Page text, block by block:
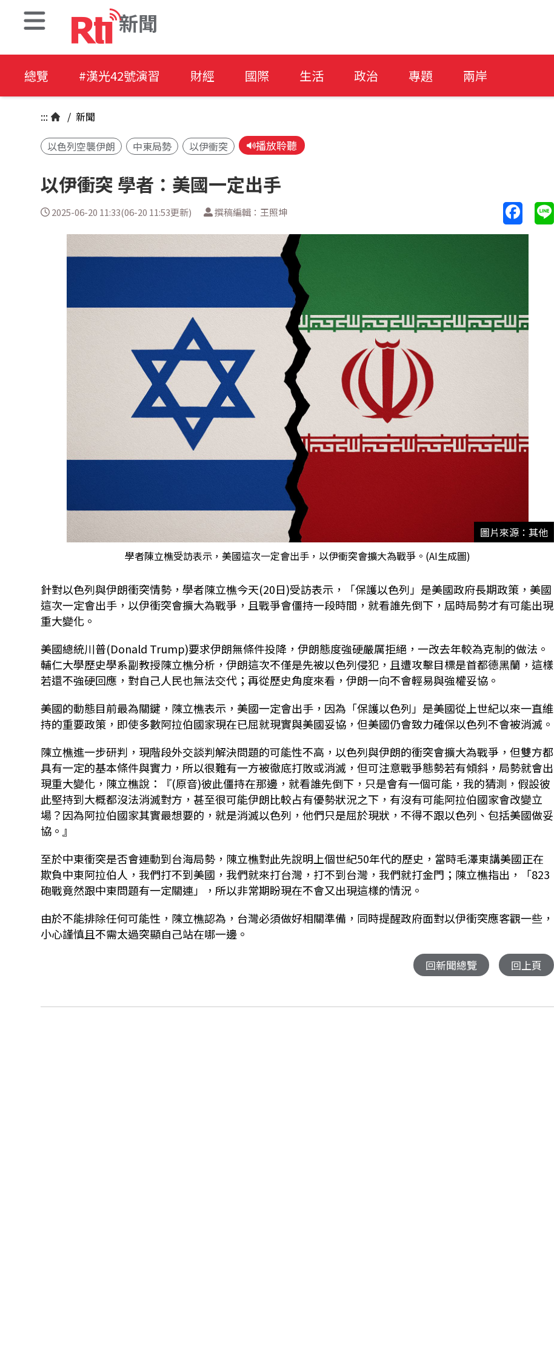
新聞
總覽 #漢光42號演習 財經 國際 生活 政治 專題 兩岸
::: / 新聞
以色列空襲伊朗 中東局勢 以伊衝突 播放聆聽
以伊衝突 學者：美國一定出手
2025-06-20 11:33(06-20 11:53更新) 撰稿編輯：王照坤
圖片來源：其他
學者陳立樵受訪表示，美國這次一定會出手，以伊衝突會擴大為戰爭。(AI生成圖)
針對以色列與伊朗衝突情勢，學者陳立樵今天(20日)受訪表示，「保護以色列」是美國政府長期政策，美國
這次一定會出手，以伊衝突會擴大為戰爭，且戰爭會僵持一段時間，就看誰先倒下，屆時局勢才有可能出現
重大變化。
美國總統川普(Donald Trump)要求伊朗無條件投降，伊朗態度強硬嚴厲拒絕，一改去年較為克制的做法。
輔仁大學歷史學系副教授陳立樵分析，伊朗這次不僅是先被以色列侵犯，且遭攻擊目標是首都德黑蘭，這樣
若還不強硬回應，對自己人民也無法交代；再從歷史角度來看，伊朗一向不會輕易與強權妥協。
美國的動態目前最為關鍵，陳立樵表示， 美國一定會出手，因為「保護以色列」是美國從上世紀以來一直維
持的重要政策，即使多數阿拉伯國家現在已屈就現實與美國妥協，但美國仍會致力確保以色列不會被消滅。
陳立樵進一步研判，現階段外交談判解決問題的可能性不高，以色列與伊朗的衝突會擴大為戰爭，但雙方都
具有一定的基本條件與實力，所以很難有一方被徹底打敗或消滅，但可注意戰爭態勢若有傾斜，局勢就會出
現重大變化，陳立樵說：『(原音)彼此僵持在那邊，就看誰先倒下，只是會有一個可能，我的猜測，假設彼
此堅持到大概都沒法消滅對方，甚至很可能伊朗比較占有優勢狀況之下，有沒有可能阿拉伯國家會改變立
場？因為阿拉伯國家其實最想要的，就是消滅以色列，他們只是屈於現狀，不得不跟以色列、包括美國做妥
協。』
至於中東衝突是否會連動到台海局勢，陳立樵對此先說明上個世紀50年代的歷史，當時毛澤東講美國正在
欺負中東阿拉伯人，我們打不到美國，我們就來打台灣，打不到台灣，我們就打金門；陳立樵指出，
「823
砲戰竟然跟中東問題有一定關連」，所以非常期盼現在不會又出現這樣的情況。
由於不能排除任何可能性，陳立樵認為，台灣必須做好相關準備，同時提醒政府面對以伊衝突應客觀一些，
小心謹慎且不需太過突顯自己站在哪一邊。
回新聞總覽 回上頁